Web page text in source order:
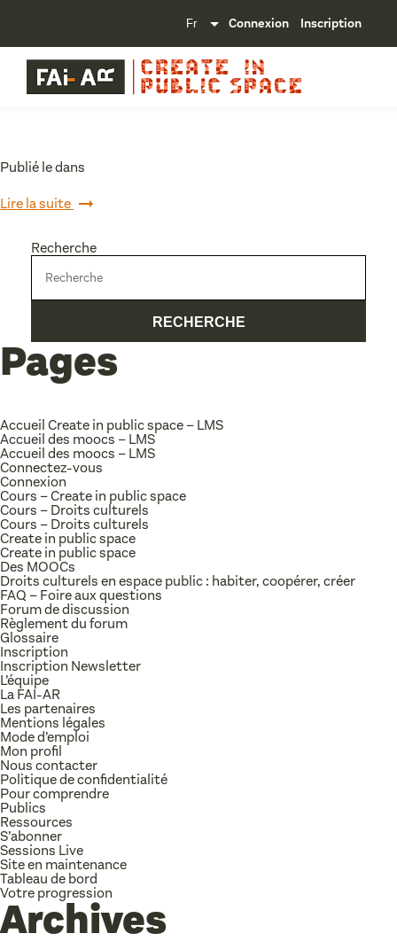
Connexion Inscription
Publié le dans
Lire la suite
Recherche
Pages
Accueil Create in public space – LMS
Accueil des moocs – LMS
Accueil des moocs – LMS
Connectez-vous
Connexion
Cours – Create in public space
Cours – Droits culturels
Cours – Droits culturels
Create in public space
Create in public space
Des MOOCs
Droits culturels en espace public : habiter, coopérer, créer
FAQ – Foire aux questions
Forum de discussion
Règlement du forum
Glossaire
Inscription
Inscription Newsletter
L’équipe
La FAI-AR
Les partenaires
Mentions légales
Mode d’emploi
Mon profil
Nous contacter
Politique de confidentialité
Pour comprendre
Publics
Ressources
S’abonner
Sessions Live
Site en maintenance
Tableau de bord
Votre progression
Archives